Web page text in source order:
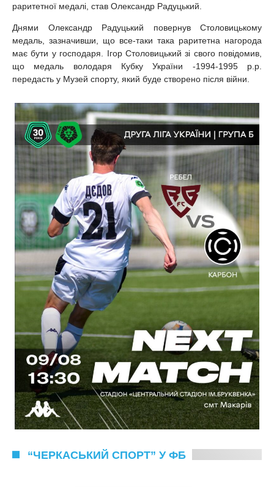
раритетної медалі, став Олександр Радуцький.
Днями Олександр Радуцький повернув Столовицькому
медаль, зазначивши, що все-таки така раритетна нагорода
має бути у господаря. Ігор Столовицький зі свого повідомив,
що медаль володаря Кубку України -1994-1995 р.р.
передасть у Музей спорту, який буде створено після війни.
“ЧЕРКАСЬКИЙ СПОРТ” У ФБ